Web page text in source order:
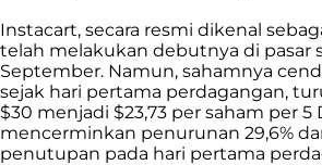
Instacart, secara resmi dikenal
telah melakukan debutnya di pasar
September. Namun, sahamnya
sejak hari pertama perdagangan,
$30 menjadi $23,73 per saham per 5
mencerminkan penurunan 29,6%
penutupan pada hari pertama